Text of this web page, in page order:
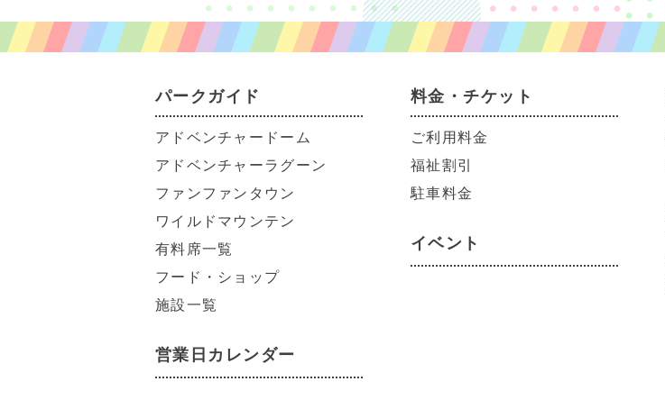
パークガイド
アドベンチャードーム
アドベンチャーラグーン
ファンファンタウン
ワイルドマウンテン
有料席一覧
フード・ショップ
施設一覧
営業日カレンダー
料金・チケット
ご利用料金
福祉割引
駐車料金
イベント